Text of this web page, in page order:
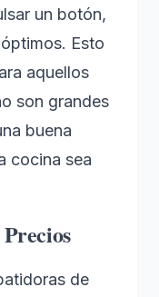
un botón,
Esto
aquellos
son grandes
buena
cocina sea
de